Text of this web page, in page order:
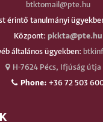
btktomail@pte.hu
érintő tanulmányi
Központ: pkkta@pte.hu
általános ügyekben:
H-7624 Pécs, Ifjúság útja
Phone: +36 72 503